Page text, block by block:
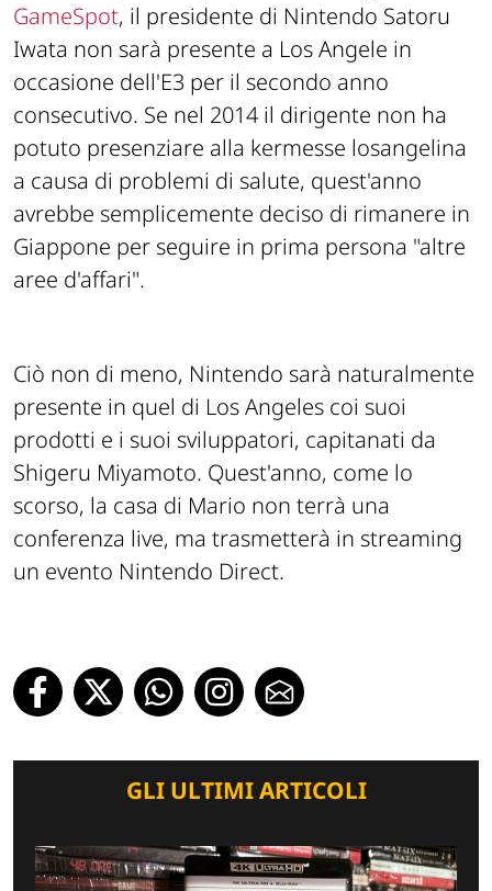
GameSpot, il presidente di Nintendo Satoru
Iwata non sarà presente a Los Angele in
occasione dell'E3 per il secondo anno
consecutivo. Se nel 2014 il dirigente non ha
potuto presenziare alla kermesse losangelina
a causa di problemi di salute, quest'anno
avrebbe semplicemente deciso di rimanere in
Giappone per seguire in prima persona "altre
aree d'affari".
Ciò non di meno, Nintendo sarà naturalmente
presente in quel di Los Angeles coi suoi
prodotti e i suoi sviluppatori, capitanati da
Shigeru Miyamoto. Quest'anno, come lo
scorso, la casa di Mario non terrà una
conferenza live, ma trasmetterà in streaming
un evento Nintendo Direct.
GLI ULTIMI ARTICOLI